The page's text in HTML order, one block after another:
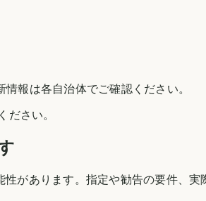
報は各自治体でご確認ください。
ださい。
があります。指定や勧告の要件、実